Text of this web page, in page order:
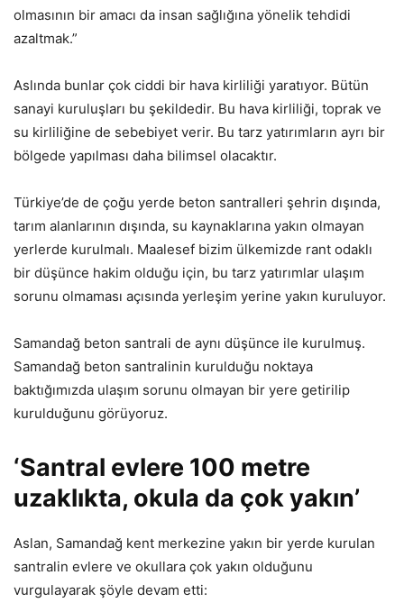
olmasının bir amacı da insan sağlığına yönelik tehdidi
azaltmak.”
Aslında bunlar çok ciddi bir hava kirliliği yaratıyor. Bütün
sanayi kuruluşları bu şekildedir. Bu hava kirliliği, toprak ve
su kirliliğine de sebebiyet verir. Bu tarz yatırımların ayrı bir
bölgede yapılması daha bilimsel olacaktır.
Türkiye’de de çoğu yerde beton santralleri şehrin dışında,
tarım alanlarının dışında, su kaynaklarına yakın olmayan
yerlerde kurulmalı. Maalesef bizim ülkemizde rant odaklı
bir düşünce hakim olduğu için, bu tarz yatırımlar ulaşım
sorunu olmaması açısında yerleşim yerine yakın kuruluyor.
Samandağ beton santrali de aynı düşünce ile kurulmuş.
Samandağ beton santralinin kurulduğu noktaya
baktığımızda ulaşım sorunu olmayan bir yere getirilip
kurulduğunu görüyoruz.
‘Santral evlere 100 metre
uzaklıkta, okula da çok yakın’
Aslan, Samandağ kent merkezine yakın bir yerde kurulan
santralin evlere ve okullara çok yakın olduğunu
vurgulayarak şöyle devam etti: